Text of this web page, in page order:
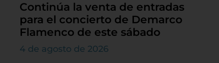
Continúa la venta de entradas
para el concierto de Demarco
Flamenco de este sábado
4 de agosto de 2026